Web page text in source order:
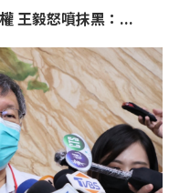
王毅怒噴抹黑：...